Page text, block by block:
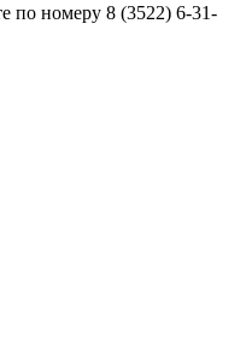
по номеру 8 (3522) 6-31-